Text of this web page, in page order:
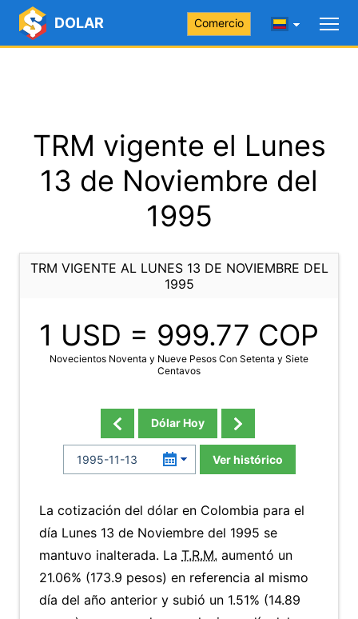
DOLAR Comercio
TRM vigente el Lunes
13 de Noviembre del
1995
TRM VIGENTE AL LUNES 13 DE NOVIEMBRE DEL
1995
1 USD = 999.77 COP
Novecientos Noventa y Nueve Pesos Con Setenta y Siete
Centavos
Dólar Hoy
Ver histórico
La cotización del dólar en Colombia para el
día Lunes 13 de Noviembre del 1995 se
mantuvo inalterada. La T.R.M. aumentó un
21.06% (173.9 pesos) en referencia al mismo
día del año anterior y subió un 1.51% (14.89